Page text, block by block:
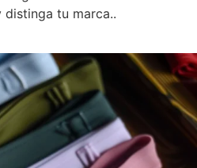
tu marca..